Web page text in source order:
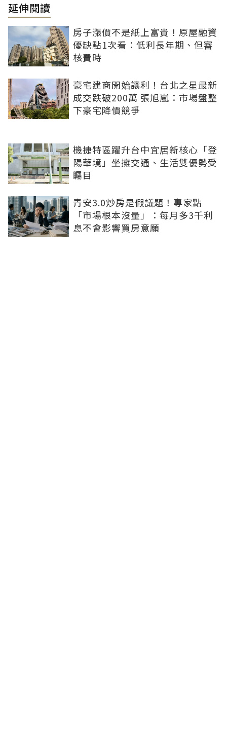
延伸閱讀
房子漲價不是紙上富貴！原屋融資
優缺點1次看：低利長年期、但審
核費時
豪宅建商開始讓利！台北之星最新
成交跌破200萬 張旭嵐：市場盤整
下豪宅降價競爭
機捷特區躍升台中宜居新核心「登
陽華境」坐擁交通、生活雙優勢受
矚目
青安3.0炒房是假議題！專家點
「市場根本沒量」：每月多3千利
息不會影響買房意願